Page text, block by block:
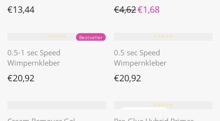
€13,44 €4,62 Ursprünglicher Preis war:
€1,68
Bestseller
⭐️⭐️⭐️⭐️⭐️
0.5-1 sec Speed
Wimpernkleber
€20,92
⭐️⭐️⭐️⭐️⭐️
0.5 sec Speed
Wimpernkleber
€20,92
⭐️⭐️⭐️⭐️⭐️